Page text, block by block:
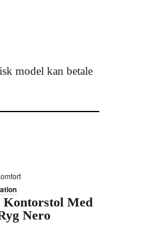
model kan betale
Kontorstol Med
Nero